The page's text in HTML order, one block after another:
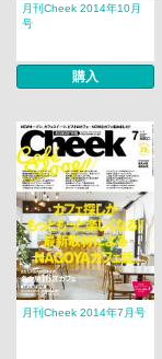
月刊Cheek 2014年10月
号
購入
月刊Cheek 2014年7月号